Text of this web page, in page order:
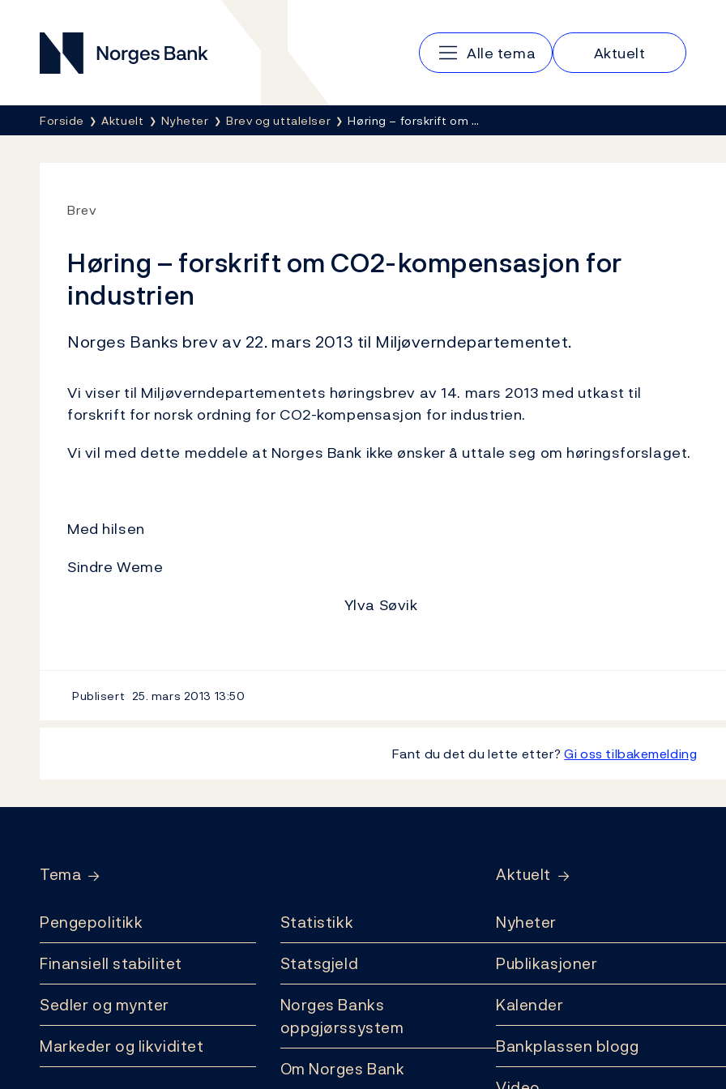
Norges Bank
Hovedmeny
Alle tema Aktuelt
Her er du nå:
Forside Aktuelt Nyheter Brev og uttalelser Høring – forskrift om …
Brev
Høring – forskrift om CO2-kompensasjon for
industrien
Norges Banks brev av 22. mars 2013 til Miljøverndepartementet.
Vi viser til Miljøverndepartementets høringsbrev av 14. mars 2013 med utkast til
forskrift for norsk ordning for CO2-kompensasjon for industrien.
Vi vil med dette meddele at Norges Bank ikke ønsker å uttale seg om høringsforslaget.
Med hilsen
Sindre Weme
Ylva Søvik
Publisert 25. mars 2013 13:50
Fant du det du lette etter?Gi oss tilbakemelding
Tema
Pengepolitikk
Finansiell stabilitet
Sedler og mynter
Markeder og likviditet
Statistikk
Statsgjeld
Norges Banks
oppgjørssystem
Om Norges Bank
Aktuelt
Nyheter
Publikasjoner
Kalender
Bankplassen blogg